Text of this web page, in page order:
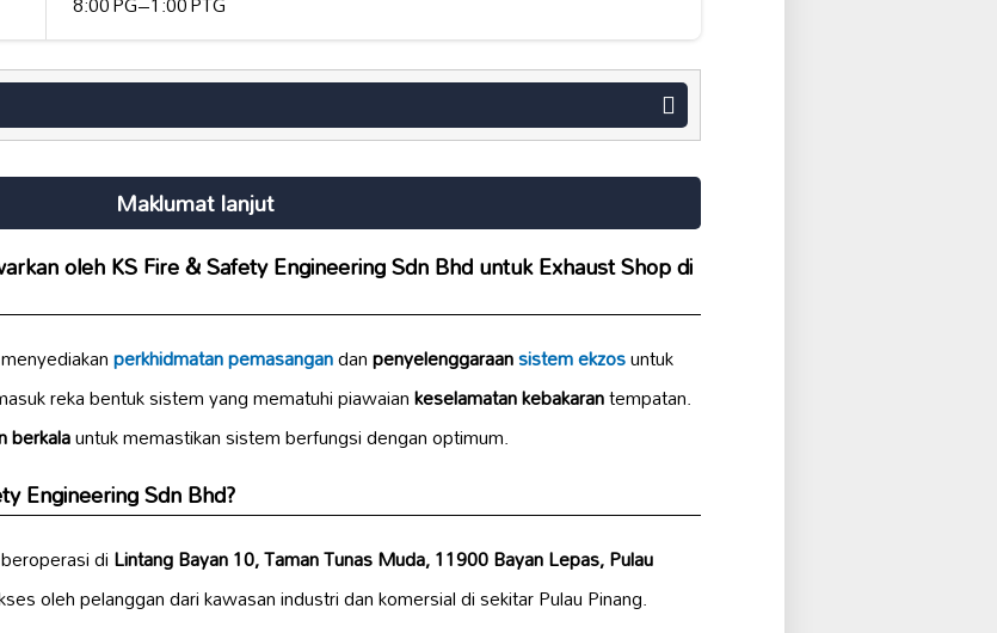
Maklumat lanjut
oleh KS Fire & Safety Engineering Sdn Bhd untuk Exhaust Shop di
perkhidmatan pemasangandanpenyelenggaraansistem ekzosuntuk
reka bentuk sistem yang mematuhi piawaiankeselamatan kebakarantempatan.
berkalauntuk memastikan sistem berfungsi dengan optimum.
Engineering Sdn Bhd?
diLintang Bayan 10, Taman Tunas Muda, 11900 Bayan Lepas, Pulau
oleh pelanggan dari kawasan industri dan komersial di sekitar Pulau Pinang.